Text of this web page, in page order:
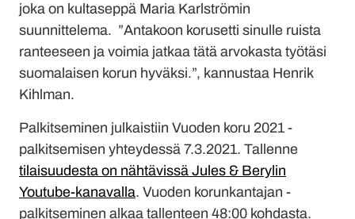
joka on kultaseppä Maria Karlströmin
suunnittelema. ”Antakoon korusetti sinulle ruista
ranteeseen ja voimia jatkaa tätä arvokasta työtäsi
suomalaisen korun hyväksi.”, kannustaa Henrik
Kihlman.
Palkitseminen julkaistiin Vuoden koru 2021 -
palkitsemisen yhteydessä 7.3.2021. Tallenne
tilaisuudesta on nähtävissä Jules & Berylin
Youtube-kanavalla. Vuoden korunkantajan -
palkitseminen alkaa tallenteen 48:00 kohdasta.